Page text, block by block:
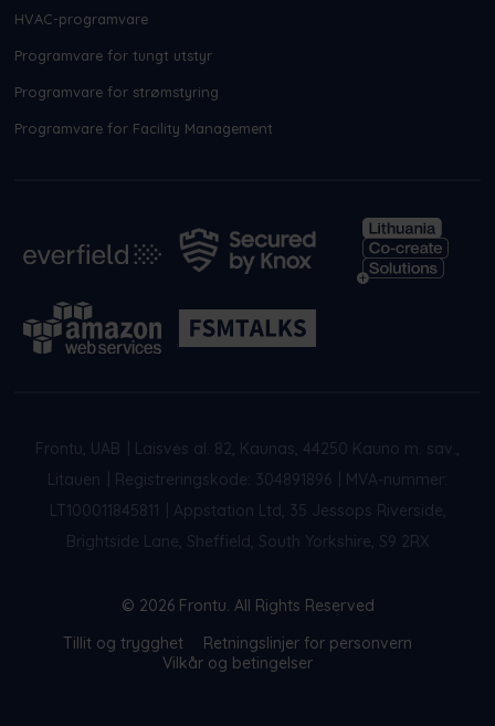
HVAC-programvare
Programvare for tungt utstyr
Programvare for strømstyring
Programvare for Facility Management
Frontu, UAB
Laisvės al. 82, Kaunas, 44250 Kauno m. sav.,
Litauen
Registreringskode: 304891896
MVA-nummer:
LT100011845811
Appstation Ltd, 35 Jessops Riverside,
Brightside Lane, Sheffield, South Yorkshire, S9 2RX
© 2026 Frontu. All Rights Reserved
Tillit og trygghet
Retningslinjer for personvern
Vilkår og betingelser